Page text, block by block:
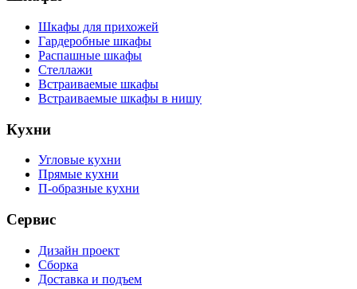
Шкафы для прихожей
Гардеробные шкафы
Распашные шкафы
Стеллажи
Встраиваемые шкафы
Встраиваемые шкафы в нишу
Кухни
Угловые кухни
Прямые кухни
П-образные кухни
Сервис
Дизайн проект
Сборка
Доставка и подъем